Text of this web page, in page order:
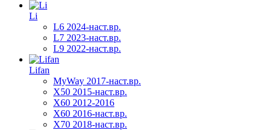
Li
L6 2024-наст.вр.
L7 2023-наст.вр.
L9 2022-наст.вр.
Lifan
MyWay 2017-наст.вр.
X50 2015-наст.вр.
X60 2012-2016
X60 2016-наст.вр.
X70 2018-наст.вр.